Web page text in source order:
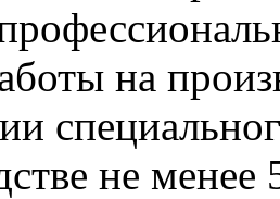
на
не менее